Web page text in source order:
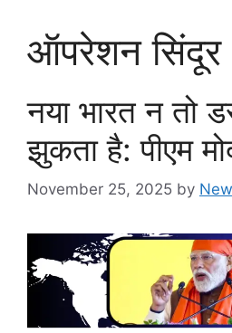
ऑपरेशन सिंदूर
नया भारत न तो
झुकता है: पीएम
November 25, 2025 by